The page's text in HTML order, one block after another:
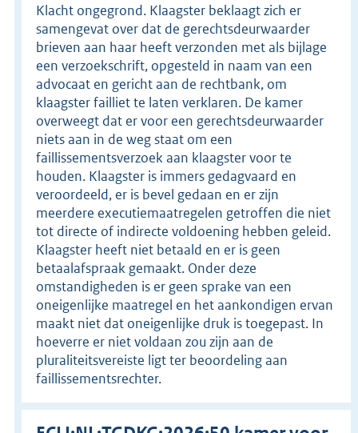
Klacht ongegrond. Klaagster beklaagt zich er
samengevat over dat de gerechtsdeurwaarder
brieven aan haar heeft verzonden met als bijlage
een verzoekschrift, opgesteld in naam van een
advocaat en gericht aan de rechtbank, om
klaagster failliet te laten verklaren. De kamer
overweegt dat er voor een gerechtsdeurwaarder
niets aan in de weg staat om een
faillissementsverzoek aan klaagster voor te
houden. Klaagster is immers gedagvaard en
veroordeeld, er is bevel gedaan en er zijn
meerdere executiemaatregelen getroffen die niet
tot directe of indirecte voldoening hebben geleid.
Klaagster heeft niet betaald en er is geen
betaalafspraak gemaakt. Onder deze
omstandigheden is er geen sprake van een
oneigenlijke maatregel en het aankondigen ervan
maakt niet dat oneigenlijke druk is toegepast. In
hoeverre er niet voldaan zou zijn aan de
pluraliteitsvereiste ligt ter beoordeling aan
faillissementsrechter.